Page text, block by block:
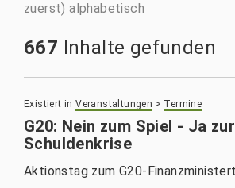
zuerst) alphabetisch
667 Inhalte gefunden
Existiert in Veranstaltungen > Termine
G20: Nein zum Spiel - Ja
Schuldenkrise
Aktionstag zum G20-